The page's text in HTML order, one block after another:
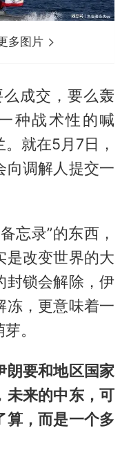
多图片
成交，要么轰
种战术性的喊
就在5月7日，
向调解人提交一
忘录”的东西，
是改变世界的大
封锁会解除，伊
冻，更意味着一
。
朗要和地区国家
未来的中东，可
算，而是一个多